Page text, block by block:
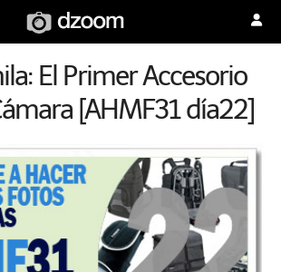
El Primer Accesorio
[AHMF31 día22]